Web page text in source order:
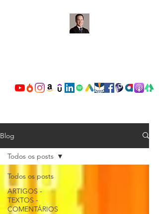
Blog
Todos os posts
ARTIGOS -
TEXTOS -
COMENTÁRIOS
Todos os posts